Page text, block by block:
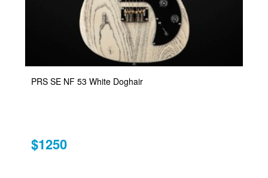
PRS SE NF 53 White Doghair
$1250